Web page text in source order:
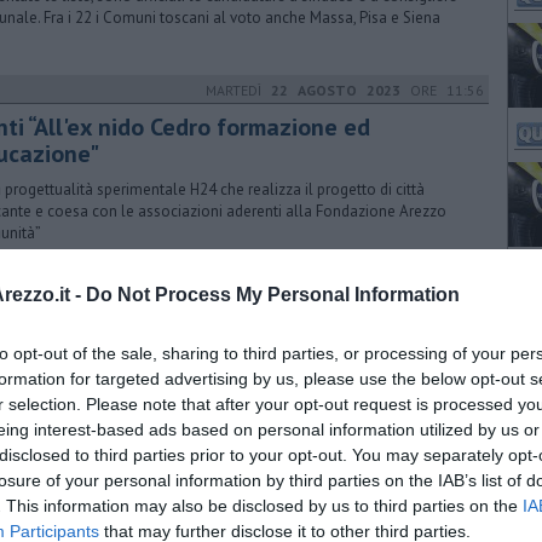
- Do Not Process My Personal Information
opt-out of the sale, sharing to third parties, or processing of your
for targeted advertising by us, please use the below opt-out
selection. Please note that after your opt-out request is processed
interest-based ads based on personal information utilized by us
to third parties prior to your opt-out. You may separately
of your personal information by third parties on the IAB’s list of
This information may also be disclosed by us to third parties on the
Participants that may further disclose it to other third parties.
Fra i 22 i Comuni toscani al voto anche Massa, Pisa e Siena
MARTEDÌ 22 AGOSTO 2023 ORE 11:56
“All'ex nido Cedro formazione ed
progettualità sperimentale H24 che realizza il progetto di città
e coesa con le associazioni aderenti alla Fondazione Arezzo
LUNEDÌ 13 NOVEMBRE 2023 ORE 16:59
Dialogue”: Il sindaco Ghinelli ha illustrato due iniziative
dove lo sport diventa anche strumento di inclusione e
VENERDÌ31 GENNAIO 2025ORE 18:30
e lavoro centro di coesione sociale"